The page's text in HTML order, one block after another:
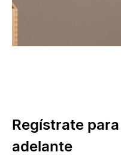
Regístrate
adelante